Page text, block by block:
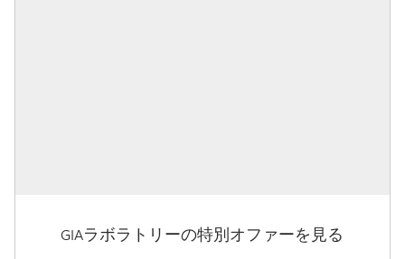
GIAラボラトリーの特別オファーを見る